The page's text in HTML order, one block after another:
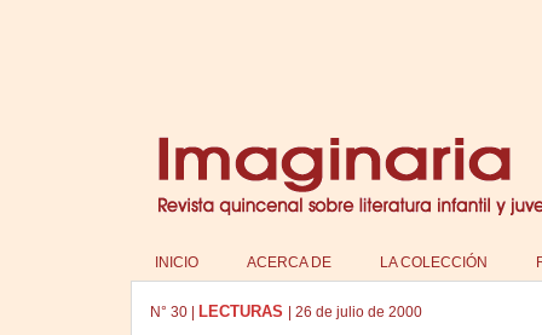
INICIO ACERCA DE LA COLECCIÓN
N° 30| LECTURAS 26 de julio de 2000